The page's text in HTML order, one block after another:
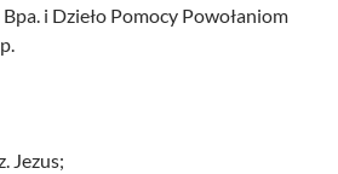
i Dzieło Pomocy Powołaniom
Jezus;